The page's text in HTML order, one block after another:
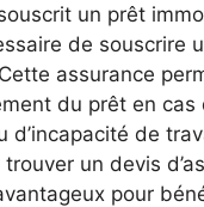
un prêt
de souscrire
assurance
du prêt en cas
d’incapacité de
un devis
pour